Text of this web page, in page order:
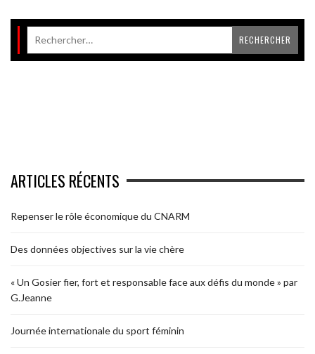
ARTICLES RÉCENTS
Repenser le rôle économique du CNARM
Des données objectives sur la vie chère
« Un Gosier fier, fort et responsable face aux défis du monde » par
G.Jeanne
Journée internationale du sport féminin